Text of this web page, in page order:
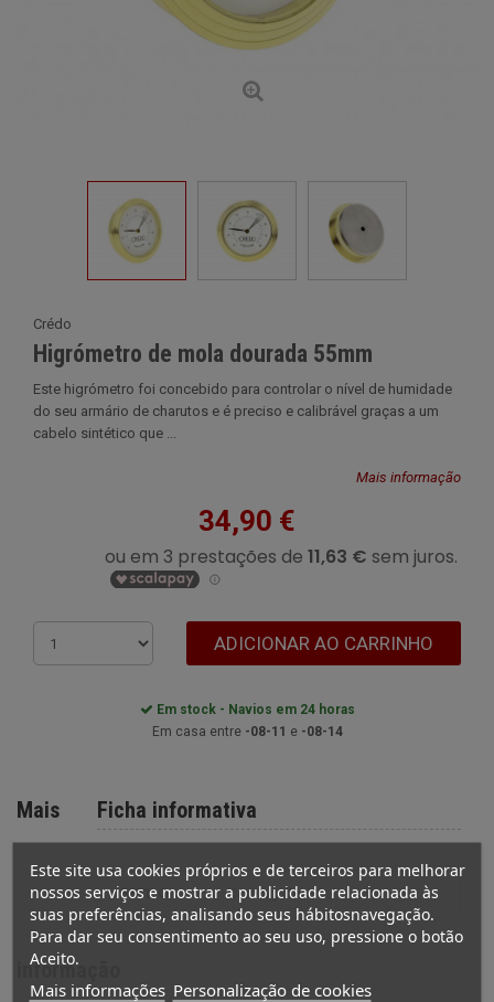
Este site usa cookies próprios e de terceiros para melhorar
nossos serviços e mostrar a publicidade relacionada às
suas preferências, analisando seus hábitosnavegação.
Para dar seu consentimento ao seu uso, pressione o botão
Aceito.
Mais informações Personalização de cookies
Crédo
Higrómetro de mola dourada 55mm
Este higrómetro foi concebido para controlar o nível de humidade
do seu armário de charutos e é preciso e calibrável graças a um
cabelo sintético que ...
Mais informação
34,90 €
ADICIONAR AO CARRINHO
Em stock - Navios em 24 horas
Em casa entre -08-11 e -08-14
Ficha informativa
ESTILO com agulha
Mais
informação